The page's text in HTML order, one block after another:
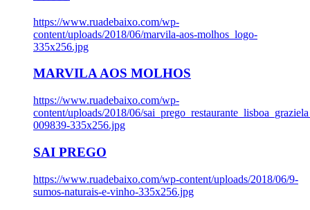
https://www.ruadebaixo.com/wp-
content/uploads/2018/06/marvila-aos-molhos_logo-
335x256.jpg
MARVILA AOS MOLHOS
https://www.ruadebaixo.com/wp-
content/uploads/2018/06/
009839-335x256.jpg
SAI PREGO
https://www.ruadebaixo.com/wp-content/uploads/2018/06/9-
sumos-naturais-e-vinho-335x256.jpg